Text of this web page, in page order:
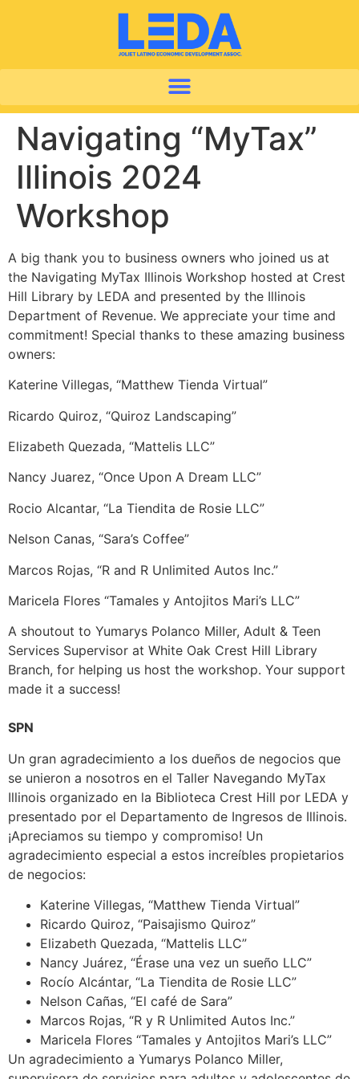
Navigating “MyTax”
Illinois 2024
Workshop
A big thank you to business owners who joined us at
the Navigating MyTax Illinois Workshop hosted at Crest
Hill Library by LEDA and presented by the Illinois
Department of Revenue. We appreciate your time and
commitment! Special thanks to these amazing business
owners:
Katerine Villegas, “Matthew Tienda Virtual”
Ricardo Quiroz, “Quiroz Landscaping”
Elizabeth Quezada, “Mattelis LLC”
Nancy Juarez, “Once Upon A Dream LLC”
Rocio Alcantar, “La Tiendita de Rosie LLC”
Nelson Canas, “Sara’s Coffee”
Marcos Rojas, “R and R Unlimited Autos Inc.”
Maricela Flores “Tamales y Antojitos Mari’s LLC”
A shoutout to Yumarys Polanco Miller, Adult & Teen
Services Supervisor at White Oak Crest Hill Library
Branch, for helping us host the workshop. Your support
made it a success!
SPN
Un gran agradecimiento a los dueños de negocios que
se unieron a nosotros en el Taller Navegando MyTax
Illinois organizado en la Biblioteca Crest Hill por LEDA y
presentado por el Departamento de Ingresos de Illinois.
¡Apreciamos su tiempo y compromiso! Un
agradecimiento especial a estos increíbles propietarios
de negocios:
Katerine Villegas, “Matthew Tienda Virtual”
Ricardo Quiroz, “Paisajismo Quiroz”
Elizabeth Quezada, “Mattelis LLC”
Nancy Juárez, “Érase una vez un sueño LLC”
Rocío Alcántar, “La Tiendita de Rosie LLC”
Nelson Cañas, “El café de Sara”
Marcos Rojas, “R y R Unlimited Autos Inc.”
Maricela Flores “Tamales y Antojitos Mari’s LLC”
Un agradecimiento a Yumarys Polanco Miller,